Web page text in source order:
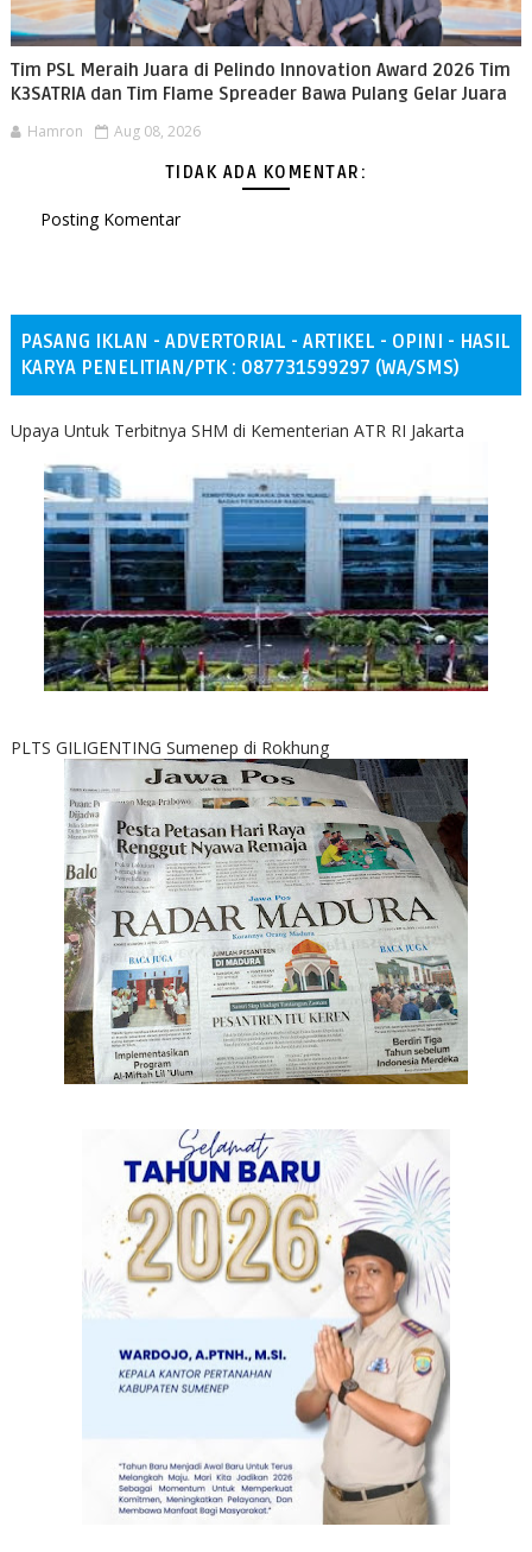
Tim PSL Meraih Juara di Pelindo Innovation Award 2026 Tim
K3SATRIA dan Tim Flame Spreader Bawa Pulang Gelar Juara
Hamron Aug 08, 2026
TIDAK ADA KOMENTAR:
Posting Komentar
PASANG IKLAN - ADVERTORIAL - ARTIKEL - OPINI - HASIL
KARYA PENELITIAN/PTK : 087731599297 (WA/SMS)
Upaya Untuk Terbitnya SHM di Kementerian ATR RI Jakarta
PLTS GILIGENTING Sumenep di Rokhung